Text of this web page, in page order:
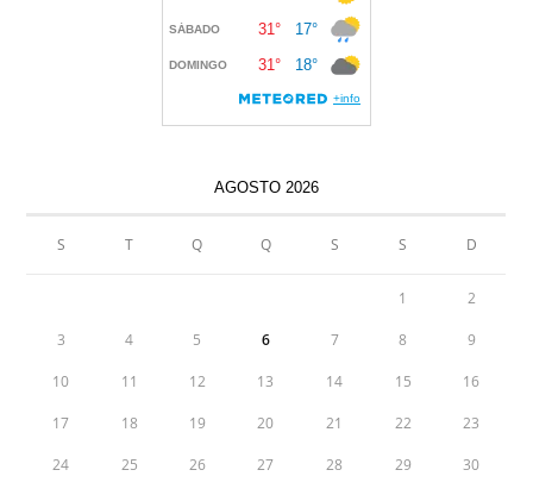
AGOSTO 2026
S T Q Q S S D
1 2
3 4 5 6 7 8 9
10 11 12 13 14 15 16
17 18 19 20 21 22 23
24 25 26 27 28 29 30